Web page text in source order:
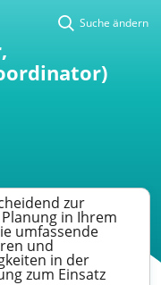
Suche ändern
zur
in Ihrem
umfassende
und
in der
zum Einsatz